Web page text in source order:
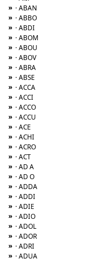
» · ABAN
» · ABBO
» · ABDI
» · ABOM
» · ABOU
» · ABOV
» · ABRA
» · ABSE
» · ACCA
» · ACCI
» · ACCO
» · ACCU
» · ACE
» · ACHI
» · ACRO
» · ACT
» · AD A
» · AD O
» · ADDA
» · ADDI
» · ADIE
» · ADIO
» · ADOL
» · ADOR
» · ADRI
» · ADUA